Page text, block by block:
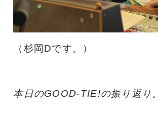
（杉岡Dです。）
本日のGOOD-TIE!の振り返り。